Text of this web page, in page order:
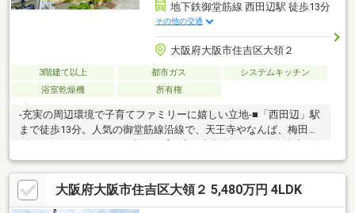
地下鉄御堂筋線 西田辺駅 徒歩13分
その他の交通
大阪府大阪市住吉区大領２
3階建て以上 都市ガス
システムキッチン
浴室乾燥機
所有権
-充実の周辺環境で子育てファミリーに嬉しい立地-■「西田辺」駅
まで徒歩13分。人気の御堂筋線沿線で、天王寺やなんば、梅田へ
圏内で、お子様の毎日の通学も負担が少なく、親御様も安心の距
離です。■周辺にはスーパーが点在しており、日々の買い出しに
便利です。-家事ラク動線とゆとりの空間が魅力の4LDK-■LDKが約
17.2帖。家族でゆったりくつろげる広々としたリビング。家具の
大阪府大阪市住吉区大領２ 5,480万円 4LDK